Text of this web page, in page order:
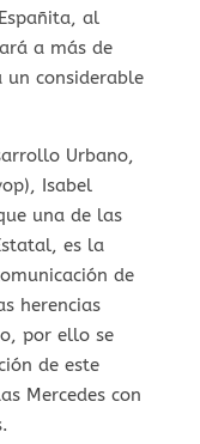
al
a más de
considerable
Urbano,
Isabel
una de las
es la
de
herencias
por ello se
de este
Mercedes con